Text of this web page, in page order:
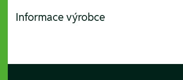
Informace výrobce